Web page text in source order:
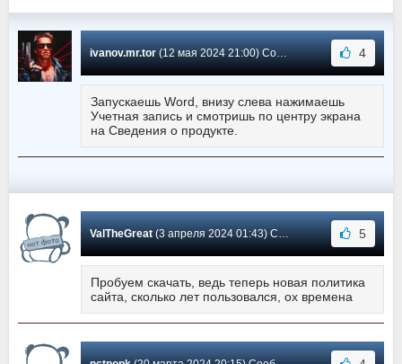
ivanov.mr.tor(12 мая 2024 21:00) Сообщение #1346 4
Запускаешь Word, внизу слева нажимаешь
Учетная запись и смотришь по центру экрана
на Сведения о продукте.
ValTheGreat(3 апреля 2024 01:43) Сообщение #1345 5
Пробуем скачать, ведь теперь новая политика
сайта, сколько лет пользовался, ох времена